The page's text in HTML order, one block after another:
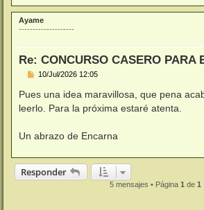
Ayame
--------------------
Re: CONCURSO CASERO PARA
M
n
s
a
10/Jul/2026 12:05
Pues una idea maravillosa, que pena
leerlo. Para la próxima estaré atenta.
Un abrazo de Encarna
Responder
5 mensajes • Página 1 de 1